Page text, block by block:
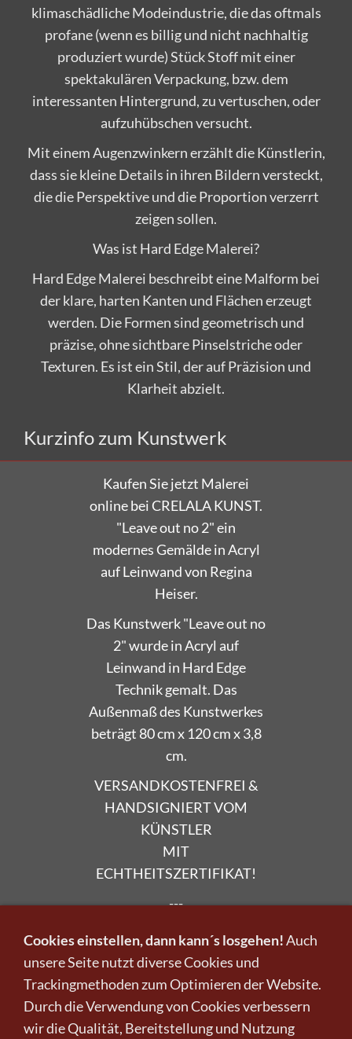
klimaschädliche Modeindustrie, die das oftmals
profane (wenn es billig und nicht nachhaltig
produziert wurde) Stück Stoff mit einer
spektakulären Verpackung, bzw. dem
interessanten Hintergrund, zu vertuschen, oder
aufzuhübschen versucht.
Mit einem Augenzwinkern erzählt die Künstlerin,
dass sie kleine Details in ihren Bildern versteckt,
die die Perspektive und die Proportion verzerrt
zeigen sollen.
Was ist Hard Edge Malerei?
Hard Edge Malerei beschreibt eine Malform bei
der klare, harten Kanten und Flächen erzeugt
werden. Die Formen sind geometrisch und
präzise, ohne sichtbare Pinselstriche oder
Texturen. Es ist ein Stil, der auf Präzision und
Klarheit abzielt.
Kurzinfo zum Kunstwerk
Kaufen Sie jetzt Malerei
online bei CRELALA KUNST.
"Leave out no 2" ein
modernes Gemälde in Acryl
auf Leinwand von Regina
Heiser.
Das Kunstwerk "Leave out no
2" wurde in Acryl auf
Leinwand in Hard Edge
Technik gemalt. Das
Außenmaß des Kunstwerkes
beträgt 80 cm x 120 cm x 3,8
cm.
VERSANDKOSTENFREI &
HANDSIGNIERT VOM
KÜNSTLER
MIT
ECHTHEITSZERTIFIKAT!
---
Möchten Sie noch weitere
Kunstwerke der Künstlerin
Dinara Daniel kaufen?
» Hier geht es zu den
Kunstwerken
Cookies einstellen, dann kann´s losgehen!Auch
unsere Seite nutzt diverse Cookies und
Trackingmethoden zum Optimieren der Website.
Durch die Verwendung von Cookies verbessern
wir die Qualität, Bereitstellung und Nutzung